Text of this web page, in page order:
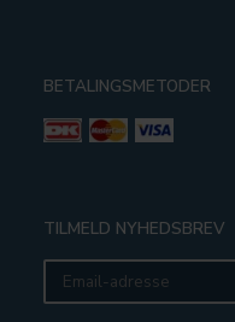
BETALINGSMETODER
TILMELD NYHEDSBREV
Email-
adresse